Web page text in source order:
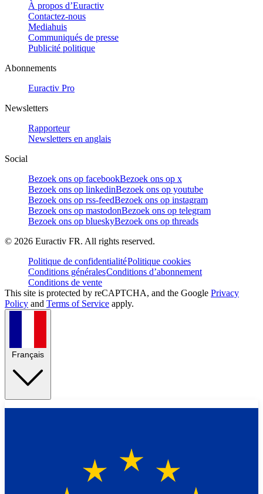
À propos d’Euractiv
Contactez-nous
Mediahuis
Communiqués de presse
Publicité politique
Abonnements
Euractiv Pro
Newsletters
Rapporteur
Newsletters en anglais
Social
Bezoek ons op facebookBezoek ons op x
Bezoek ons op linkedinBezoek ons op youtube
Bezoek ons op rss-feedBezoek ons op instagram
Bezoek ons op mastodonBezoek ons op telegram
Bezoek ons op blueskyBezoek ons op threads
© 2026 Euractiv FR. All rights reserved.
Politique de confidentialitéPolitique cookies
Conditions généralesConditions d’abonnement
Conditions de vente
This site is protected by reCAPTCHA, and the Google Privacy
Policy and Terms of Service apply.
Français